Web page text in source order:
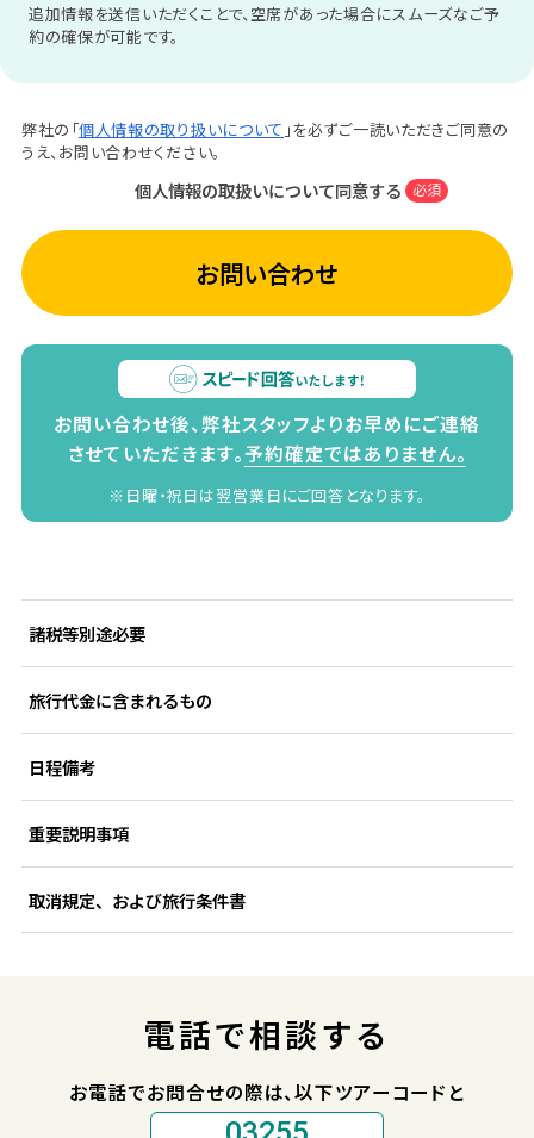
追加情報を送信いただくことで、空席があった場合にスムーズなご予
約の確保が可能です。
弊社の「個人情報の取り扱いについて 」を必ずご一読いただきご同意の
うえ、お問い合わせください。
個人情報の取扱いについて同意する 必須
お問い合わせ
お問い合わせ後、弊社スタッフよりお早めにご連絡
させていただきます。予約確定ではありません。
※日曜・祝日は翌営業日にご回答となります。
諸税等別途必要
旅行代金に含まれるもの
日程備考
重要説明事項
取消規定、および旅行条件書
電話で相談する
お電話でお問合せの際は、以下ツアーコードと